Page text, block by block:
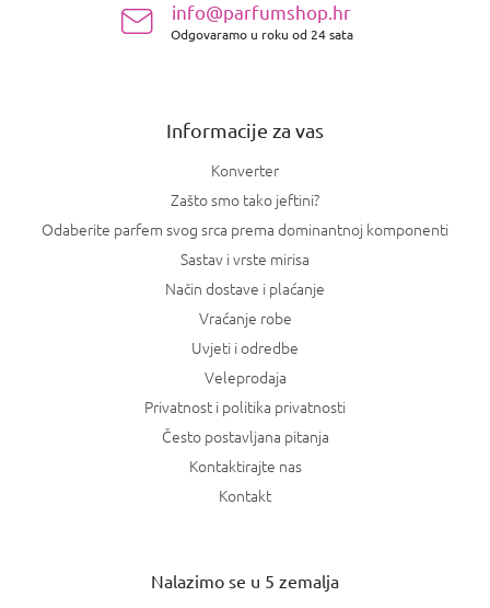
info@parfumshop.hr
Odgovaramo u roku od 24 sata
Informacije za vas
Konverter
Zašto smo tako jeftini?
Odaberite parfem svog srca prema dominantnoj komponenti
Sastav i vrste mirisa
Način dostave i plaćanje
Vraćanje robe
Uvjeti i odredbe
Veleprodaja
Privatnost i politika privatnosti
Često postavljana pitanja
Kontaktirajte nas
Kontakt
Nalazimo se u 5 zemalja